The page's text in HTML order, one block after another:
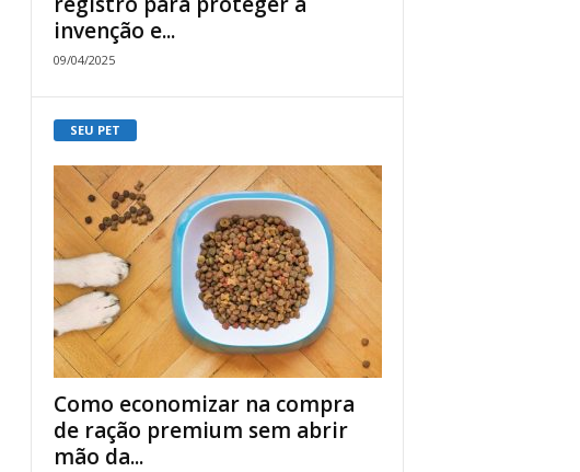
invenção e...
09/04/2025
SEU PET
Como economizar na compra
de ração premium sem abrir
mão da...